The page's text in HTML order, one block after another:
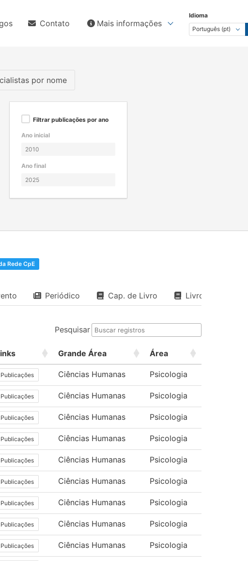
Contato Mais informações
Idioma
por nome
Filtrar publicações por ano
Ano inicial
Ano final
Rede CpE
Periódico Cap. de Livro Livro
Pesquisar
Grande Área Área
Publicações Ciências Humanas Psicologia
Publicações Ciências Humanas Psicologia
Publicações Ciências Humanas Psicologia
Publicações Ciências Humanas Psicologia
Publicações Ciências Humanas Psicologia
Publicações Ciências Humanas Psicologia
Publicações Ciências Humanas Psicologia
Publicações Ciências Humanas Psicologia
Publicações Ciências Humanas Psicologia